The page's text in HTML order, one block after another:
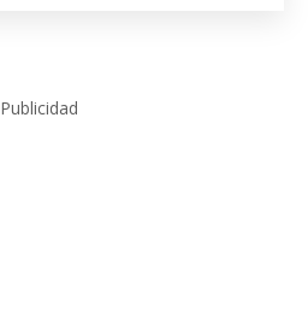
Publicidad